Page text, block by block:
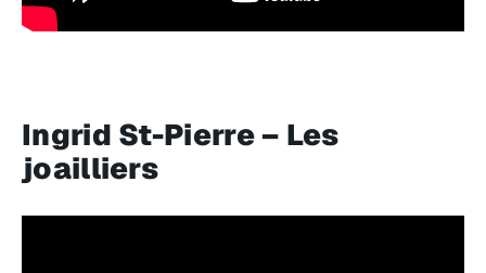
Ingrid St-Pierre – Les
joailliers